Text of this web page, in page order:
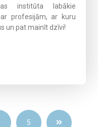
institūta labākie
profesijām, ar kuru
un pat mainīt dzīvi!
5